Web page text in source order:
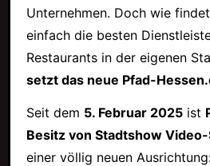
Unternehmen. Doch wie
einfach die besten
Restaurants in der eigenen
setzt das neue Pfad-
Seit dem 5. Februar 2025ist
Besitz von Stadtshow Video-
einer völlig neuen